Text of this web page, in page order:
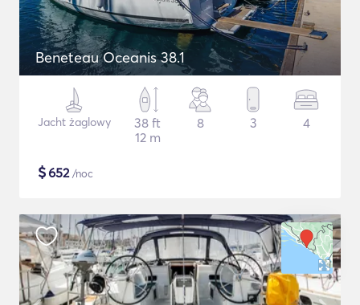
Beneteau Oceanis 38.1
Jacht żaglowy
38 ft
12 m
8 3 4
$652/noc